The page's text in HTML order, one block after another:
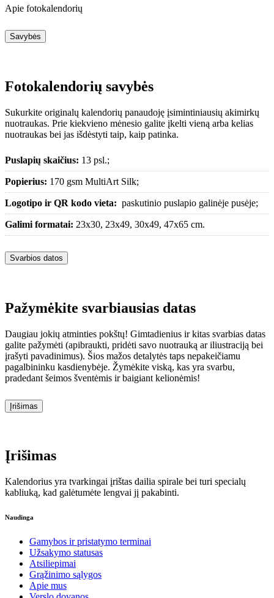
Apie fotokalendorių
Savybės
Fotokalendorių savybės
Sukurkite originalų kalendorių panaudoję įsimintiniausių akimirkų
nuotraukas. Prie kiekvieno mėnesio galite įkelti vieną arba kelias
nuotraukas bei jas išdėstyti taip, kaip patinka.
Puslapių skaičius: 13 psl.;
Popierius: 170 gsm MultiArt Silk;
Logotipo ir QR kodo vieta: paskutinio puslapio galinėje pusėje;
Galimi formatai: 23x30, 23x49, 30x49, 47x65 cm.
Svarbios datos
Pažymėkite svarbiausias datas
Daugiau jokių atminties pokštų! Gimtadienius ir kitas svarbias datas
galite pažymėti (apibraukti, pridėti savo nuotrauką ar iliustraciją bei
įrašyti pavadinimus). Šios mažos detalytės taps nepakeičiamu
pagalbininku kasdienybėje. Žymėkite viską, kas yra svarbu,
pradedant šeimos šventėmis ir baigiant kelionėmis!
Įrišimas
Įrišimas
Kalendorius yra tvarkingai įrištas dailia spirale bei turi specialų
kabliuką, kad galėtumėte lengvai jį pakabinti.
Naudinga
Gamybos ir pristatymo terminai
Užsakymo statusas
Atsiliepimai
Grąžinimo sąlygos
Apie mus